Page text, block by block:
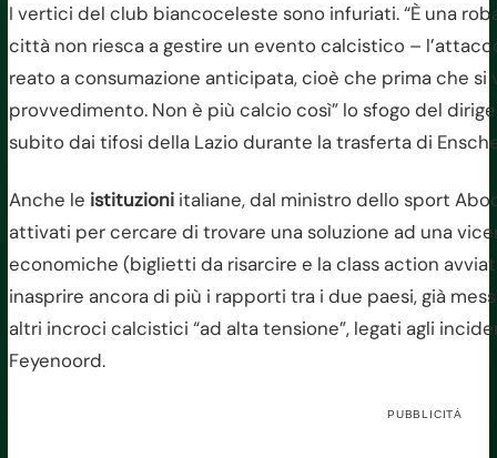
I vertici del club biancoceleste sono infuriati. “È una
città non riesca a gestire un evento calcistico –
reato a consumazione anticipata, cioè che prima che
provvedimento. Non è più calcio così” lo sfogo del
subito dai tifosi della Lazio durante la trasferta di
Anche le istituzioni italiane, dal ministro dello sport
attivati per cercare di trovare una soluzione ad una
economiche (biglietti da risarcire e la class action
inasprire ancora di più i rapporti tra i due paesi, già
altri incroci calcistici “ad alta tensione”, legati agli
Feyenoord.
PUBBLICITÀ